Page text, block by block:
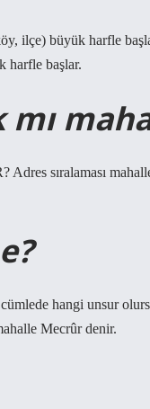
ilçe) büyük harfle
harfle başlar.
mı
sıralaması
hangi unsur
Mecrûr denir.